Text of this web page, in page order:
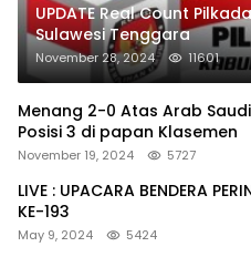
UPDATE Real Count
Sulawesi Tenggara
November 28, 2024 11601
Menang 2-0 Atas Arab
Posisi 3 di papan Klasemen
November 19, 2024 5727
LIVE : UPACARA BENDERA
KE-193
May 9, 2024 5424